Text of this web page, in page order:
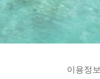
이용정보